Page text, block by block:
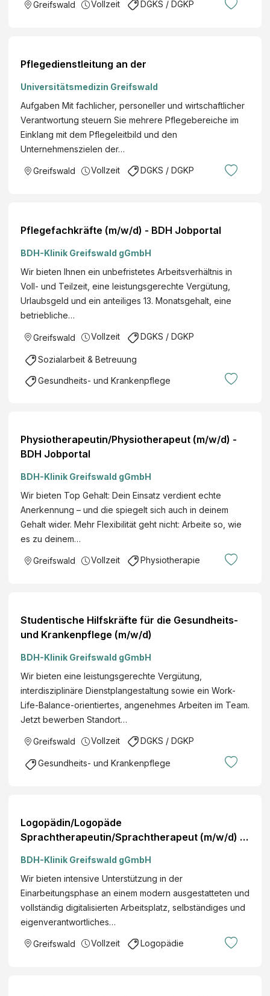
Greifswald Vollzeit DGKS / DGKP
Pflegedienstleitung an der
Universitätsmedizin Greifswald
Aufgaben Mit fachlicher, personeller und wirtschaftlicher
Verantwortung steuern Sie mehrere Pflegebereiche im
Einklang mit dem Pflegeleitbild und den
Unternehmenszielen der…
Greifswald Vollzeit DGKS / DGKP
Pflegefachkräfte (m/w/d) - BDH Jobportal
BDH-Klinik Greifswald gGmbH
Wir bieten Ihnen ein unbefristetes Arbeitsverhältnis in
Voll- und Teilzeit, eine leistungsgerechte Vergütung,
Urlaubsgeld und ein anteiliges 13. Monatsgehalt, eine
betriebliche…
Greifswald Vollzeit DGKS / DGKP
Sozialarbeit & Betreuung
Gesundheits- und Krankenpflege
Physiotherapeutin/Physiotherapeut (m/w/d) -
BDH Jobportal
BDH-Klinik Greifswald gGmbH
Wir bieten Top Gehalt: Dein Einsatz verdient echte
Anerkennung – und die spiegelt sich auch in deinem
Gehalt wider. Mehr Flexibilität geht nicht: Arbeite so, wie
es zu deinem…
Greifswald Vollzeit Physiotherapie
Studentische Hilfskräfte für die Gesundheits-
und Krankenpflege (m/w/d)
BDH-Klinik Greifswald gGmbH
Wir bieten eine leistungsgerechte Vergütung,
interdisziplinäre Dienstplangestaltung sowie ein Work-
Life-Balance-orientiertes, angenehmes Arbeiten im Team.
Jetzt bewerben Standort…
Greifswald Vollzeit DGKS / DGKP
Gesundheits- und Krankenpflege
Logopädin/Logopäde
Sprachtherapeutin/Sprachtherapeut (m/w/d) -
BDH-Klinik Greifswald gGmbH
Wir bieten intensive Unterstützung in der
Einarbeitungsphase an einem modern ausgestatteten und
vollständig digitalisierten Arbeitsplatz, selbständiges und
eigenverantwortliches…
Greifswald Vollzeit Logopädie